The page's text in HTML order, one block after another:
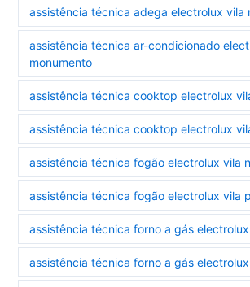
assistência técnica adega electrolux vila
assistência técnica ar-condicionado
monumento
assistência técnica cooktop electrolux
assistência técnica cooktop electrolux
assistência técnica fogão electrolux vila
assistência técnica fogão electrolux vila
assistência técnica forno a gás
assistência técnica forno a gás